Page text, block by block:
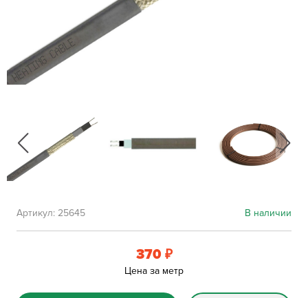
В наличии
Артикул: 25645
370 ₽
Цена за метр